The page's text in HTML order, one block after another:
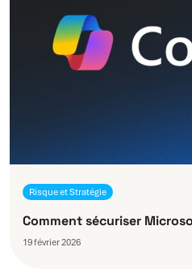
Risque et Stratégie
Comment sécuriser
19 février 2026